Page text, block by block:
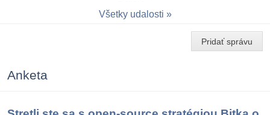
Všetky udalosti
Pridať správu
Anketa